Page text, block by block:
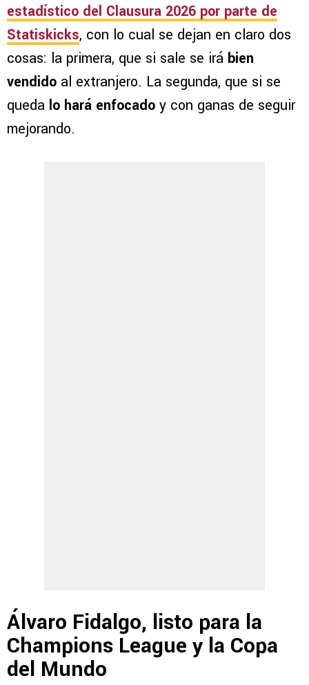
estadístico del Clausura 2026 por parte de
Statiskicks, con lo cual se dejan en claro dos
cosas: la primera, que si sale se irá bien
vendido al extranjero. La segunda, que si se
queda lo hará enfocado y con ganas de seguir
mejorando.
Álvaro Fidalgo, listo para la
Champions League y la Copa
del Mundo